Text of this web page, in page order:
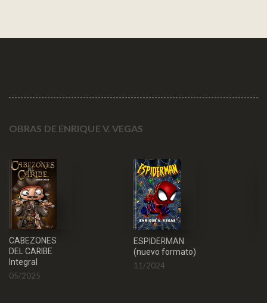
OBRAS DE ENRIQUE V. VEGAS
CABEZONES
DEL CARIBE
Integral
05/2025
ESPIDERMAN
(nuevo formato)
11/2024